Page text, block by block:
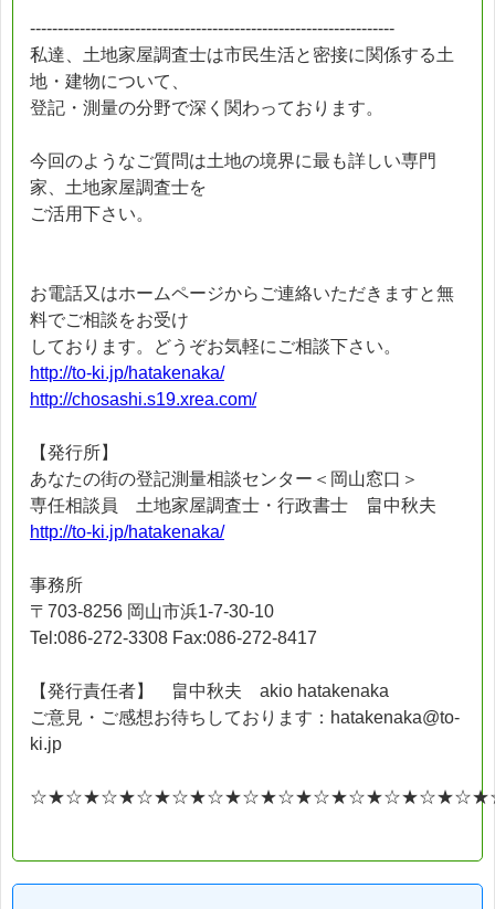
------------------------------------------------------------------
私達、土地家屋調査士は市民生活と密接に関係する土
地・建物について、
登記・測量の分野で深く関わっております。
今回のようなご質問は土地の境界に最も詳しい専門
家、土地家屋調査士を
ご活用下さい。
お電話又はホームページからご連絡いただきますと無
料でご相談をお受け
しております。どうぞお気軽にご相談下さい。
http://to-ki.jp/hatakenaka/
http://chosashi.s19.xrea.com/
【発行所】
あなたの街の登記測量相談センター＜岡山窓口＞
専任相談員 土地家屋調査士・行政書士 畠中秋夫
http://to-ki.jp/hatakenaka/
事務所
〒703-8256 岡山市浜1-7-30-10
Tel:086-272-3308 Fax:086-272-8417
【発行責任者】 畠中秋夫 akio hatakenaka
ご意見・ご感想お待ちしております：hatakenaka@to-
ki.jp